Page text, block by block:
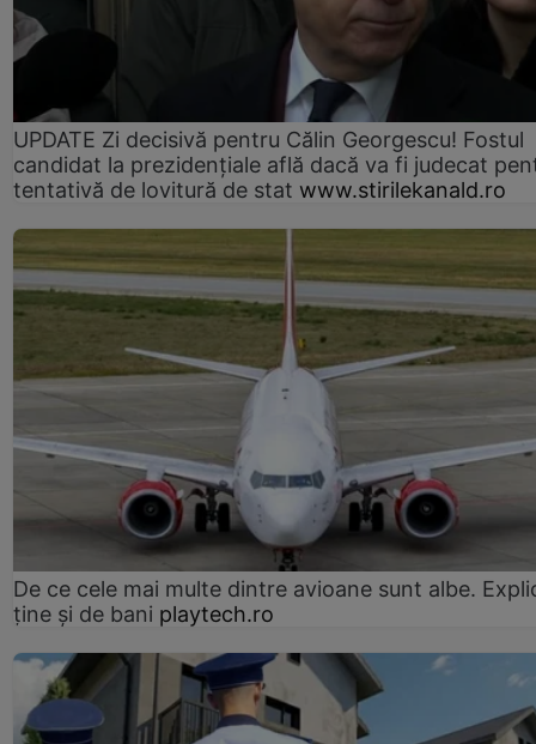
UPDATE Zi decisivă pentru Călin Georgescu! Fostul
candidat la prezidențiale află dacă va fi judecat
tentativă de lovitură de stat www.stirilekanald.ro
De ce cele mai multe dintre avioane sunt albe.
ține și de bani playtech.ro